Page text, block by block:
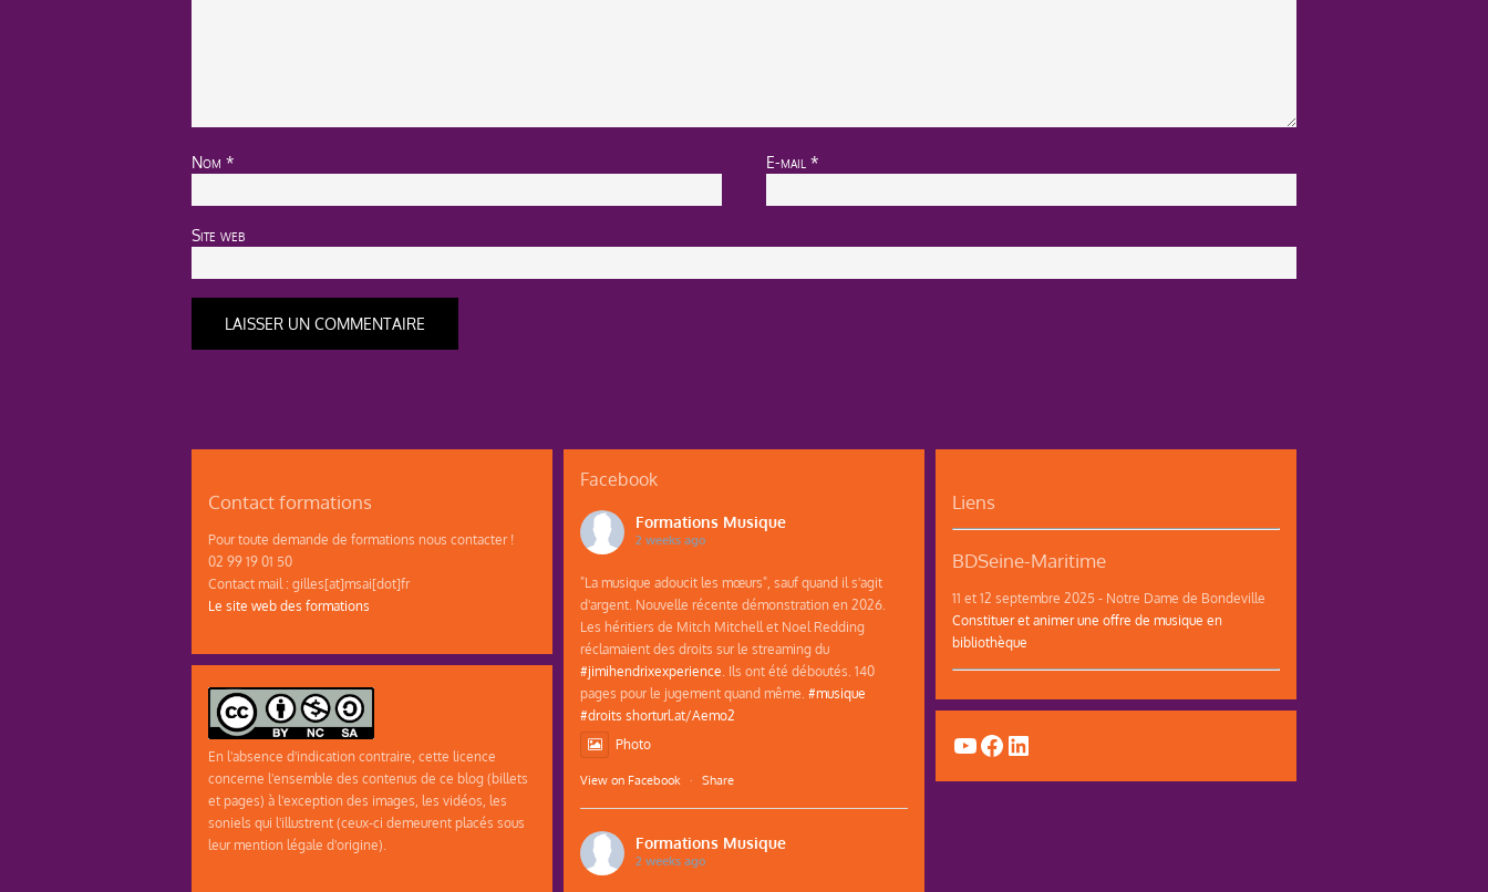
Nom * E-mail *
Site web
Contact formations
Pour toute demande de formations nous contacter !
02 99 19 01 50
Contact mail : gilles[at]msai[dot]fr
Le site web des formations
En l'absence d'indication contraire, cette licence
concerne l'ensemble des contenus de ce blog (billets
et pages) à l'exception des images, les vidéos, les
soniels qui l'illustrent (ceux-ci demeurent placés sous
leur mention légale d'origine).
Facebook
Formations Musique
2 weeks ago
"La musique adoucit les mœurs", sauf quand il s'agit
d'argent. Nouvelle récente démonstration en 2026.
Les héritiers de Mitch Mitchell et Noel Redding
réclamaient des droits sur le streaming du
#jimihendrixexperience . Ils ont été déboutés. 140
pages pour le jugement quand même. #musique
#droits shorturl.at/Aemo2
Photo
View on Facebook · Share
Formations Musique
2 weeks ago
Liens
BDSeine-Maritime
11 et 12 septembre 2025 - Notre Dame de Bondeville
Constituer et animer une offre de musique en
bibliothèque
YouTube
Facebook
LinkedIn